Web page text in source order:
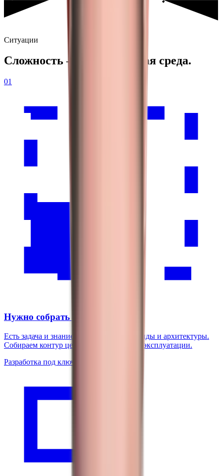
Ситуации
Сложность — наша рабочая среда.
01
Нужно собрать продукт с нуля
Есть задача и знание домена — нет команды и архитектуры.
Собираем контур целиком и доводим до эксплуатации.
Разработка под ключ